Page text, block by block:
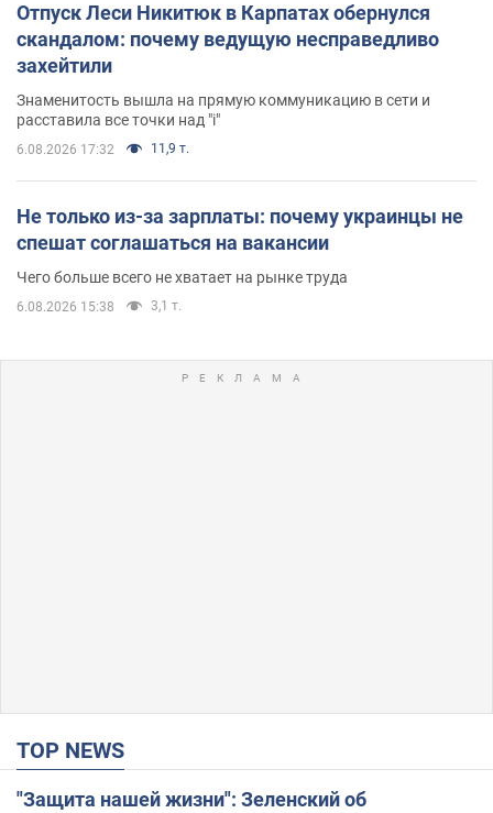
Отпуск Леси Никитюк в Карпатах обернулся
скандалом: почему ведущую несправедливо
захейтили
Знаменитость вышла на прямую коммуникацию в сети и
расставила все точки над "i"
6.08.2026 17:32 11,9 т.
Не только из-за зарплаты: почему украинцы не
спешат соглашаться на вакансии
Чего больше всего не хватает на рынке труда
6.08.2026 15:38 3,1 т.
TOP NEWS
"Защита нашей жизни": Зеленский об